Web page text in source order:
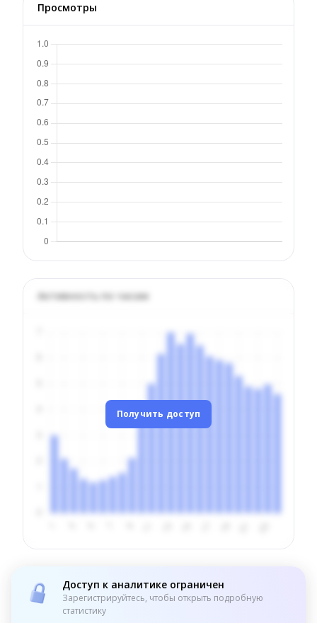
Просмотры
Активность по часам
Получить доступ
Доступ к аналитике ограничен
Зарегистрируйтесь, чтобы открыть подробную
статистику